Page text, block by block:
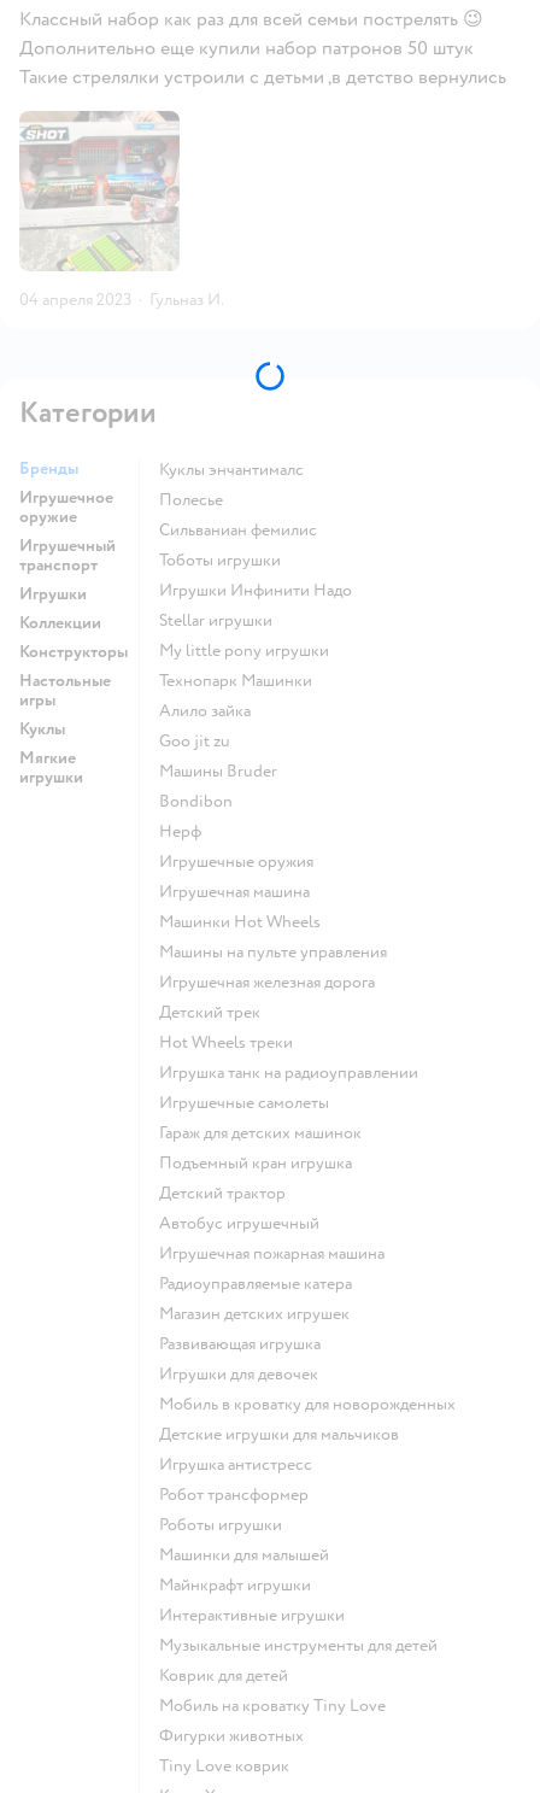
Классный набор как раз для всей семьи пострелять 😉
Дополнительно еще купили набор патронов 50 штук
Такие стрелялки устроили с детьми ,в детство вернулись
04 апреля 2023 · Гульназ И.
Категории
Бренды
Игрушечное
оружие
Игрушечный
транспорт
Игрушки
Коллекции
Конструкторы
Настольные
игры
Куклы
Мягкие
игрушки
Куклы энчантималс
Полесье
Сильваниан фемилис
Тоботы игрушки
Игрушки Инфинити Надо
Stellar игрушки
my little pony игрушки
Технопарк Машинки
Алило зайка
Goo jit zu
Машины Bruder
Bondibon
Нерф
Игрушечные оружия
Игрушечная машина
Машинки Hot Wheels
Машины на пульте управления
Игрушечная железная дорога
Детский трек
Hot Wheels треки
Игрушка танк на радиоуправлении
Игрушечные самолеты
Гараж для детских машинок
Подъемный кран игрушка
Детский трактор
Автобус игрушечный
Игрушечная пожарная машина
Радиоуправляемые катера
Магазин детских игрушек
Развивающая игрушка
Игрушки для девочек
Мобиль в кроватку для новорожденных
Детские игрушки для мальчиков
Игрушка антистресс
Робот трансформер
Роботы игрушки
Машинки для малышей
Майнкрафт игрушки
Интерактивные игрушки
Музыкальные инструменты для детей
Коврик для детей
Мобиль на кроватку Tiny Love
Фигурки животных
Tiny Love коврик